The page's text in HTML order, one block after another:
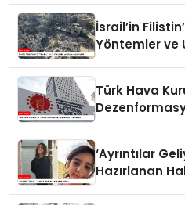
İsrail’in
Yöntemler ve
Türk Hava
‘Ayrıntılar
Hazırlanan